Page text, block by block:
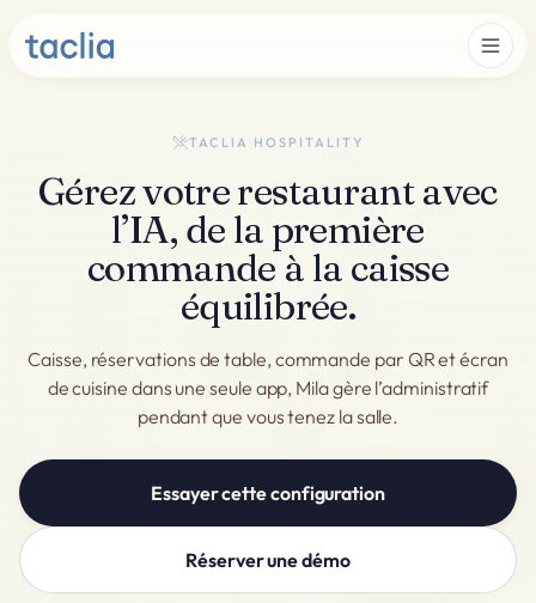
TACLIA HOSPITALITY
Gérez votre restaurant avec
l’IA, de la première
commande à la caisse
équilibrée.
Caisse, réservations de table, commande par QR et écran
de cuisine dans une seule app, Mila gère l’administratif
pendant que vous tenez la salle.
Essayer cette configuration
Réserver une démo